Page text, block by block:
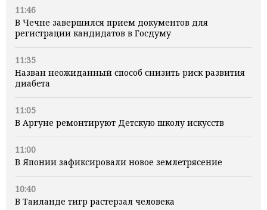
11:46
В Чечне завершился прием документов для
регистрации кандидатов в Госдуму
11:35
Назван неожиданный способ снизить риск развития
диабета
11:05
В Аргуне ремонтируют Детскую школу искусств
11:00
В Японии зафиксировали новое землетрясение
10:40
В Таиланде тигр растерзал человека